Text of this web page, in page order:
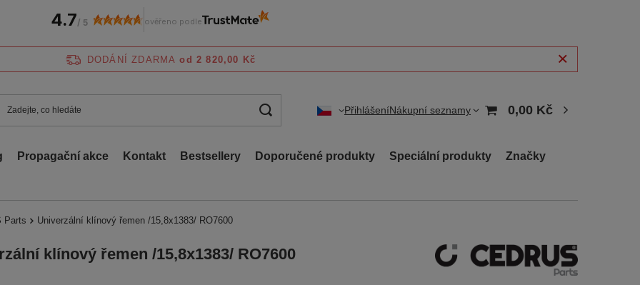
DODÁNÍ ZDARMA od 2 820,00 Kč
PřihlášeníNákupní seznamy 0,00 Kč
Propagační akce Kontakt Bestsellery Doporučené produkty Speciální produkty
Značky
Parts Univerzální klínový řemen /15,8x1383/ RO7600
klínový řemen /15,8x1383/ RO7600
4.7/ 5 ověřeno podle